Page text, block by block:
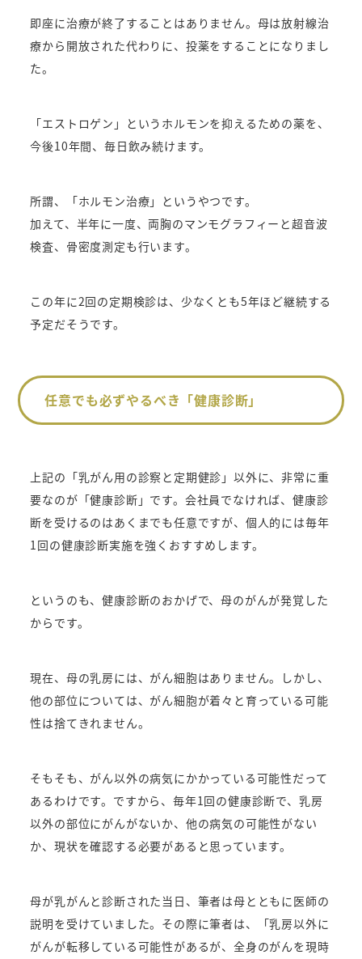
即座に治療が終了することはありません。 母は放射線治
療から開放された代わりに、投薬をすることになりまし
た。
「エストロゲン」というホルモンを抑えるための薬を、
今後10年間、毎日飲み続けます。
所謂、「ホルモン治療」というやつです。
加えて、半年に一度、両胸のマンモグラフィーと超音波
検査、骨密度測定も行います。
この年に2回の定期検診は、少なくとも5年ほど継続する
予定だそうです。
任意でも必ずやるべき「健康診断」
上記の「乳がん用の診察と定期健診」以外に、非常に重
要なのが「健康診断」です。 会社員でなければ、健康診
断を受けるのはあくまでも任意ですが、個人的には毎年
1回の健康診断実施を強くおすすめします。
というのも、健康診断のおかげで、母のがんが発覚した
からです。
現在、母の乳房には、がん細胞はありません。
しかし、
他の部位については、がん細胞が着々と育っている可能
性は捨てきれません。
そもそも、がん以外の病気にかかっている可能性だって
あるわけです。 ですから、毎年1回の健康診断で、乳房
以外の部位にがんがないか、他の病気の可能性がない
か、現状を確認する必要があると思っています。
母が乳がんと診断された当日、筆者は母とともに医師の
説明を受けていました。 その際に筆者は、「乳房以外に
がんが転移している可能性があるが、全身のがんを現時